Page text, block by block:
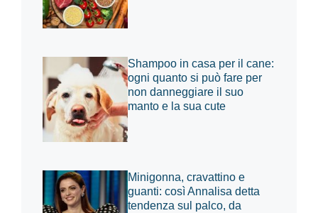
Shampoo in casa per il cane:
ogni quanto si può fare per
non danneggiare il suo
manto e la sua cute
Minigonna, cravattino e
guanti: così Annalisa detta
tendenza sul palco, da